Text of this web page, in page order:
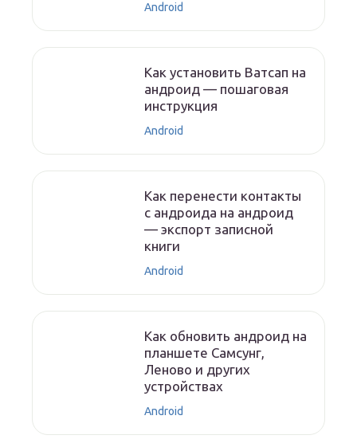
Android
Как установить Ватсап на
андроид — пошаговая
инструкция
Android
Как перенести контакты
с андроида на андроид
— экспорт записной
книги
Android
Как обновить андроид на
планшете Самсунг,
Леново и других
устройствах
Android